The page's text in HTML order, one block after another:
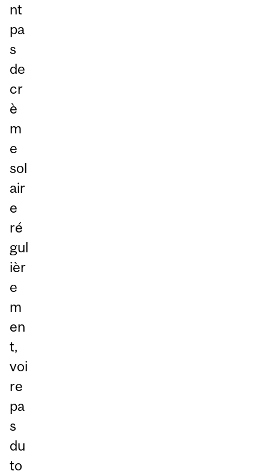
nt
pa
s
de
cr
è
m
e
sol
air
e
ré
gul
ièr
e
m
en
t,
voi
re
pa
s
du
to